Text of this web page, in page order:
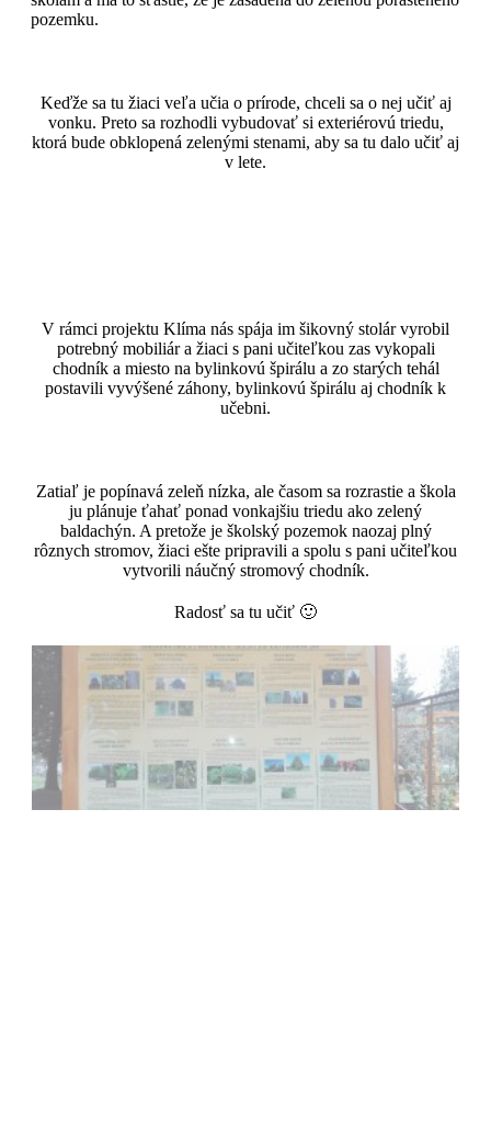
pozemku.
Keďže sa tu žiaci veľa učia o prírode, chceli sa o nej učiť aj
vonku. Preto sa rozhodli vybudovať si exteriérovú triedu,
ktorá bude obklopená zelenými stenami, aby sa tu dalo učiť aj
v lete.
V rámci projektu Klíma nás spája im šikovný stolár vyrobil
potrebný mobiliár a žiaci s pani učiteľkou zas vykopali
chodník a miesto na bylinkovú špirálu a zo starých tehál
postavili vyvýšené záhony, bylinkovú špirálu aj chodník k
učebni.
Zatiaľ je popínavá zeleň nízka, ale časom sa rozrastie a škola
ju plánuje ťahať ponad vonkajšiu triedu ako zelený
baldachýn. A pretože je školský pozemok naozaj plný
rôznych stromov, žiaci ešte pripravili a spolu s pani učiteľkou
vytvorili náučný stromový chodník.
Radosť sa tu učiť 🙂